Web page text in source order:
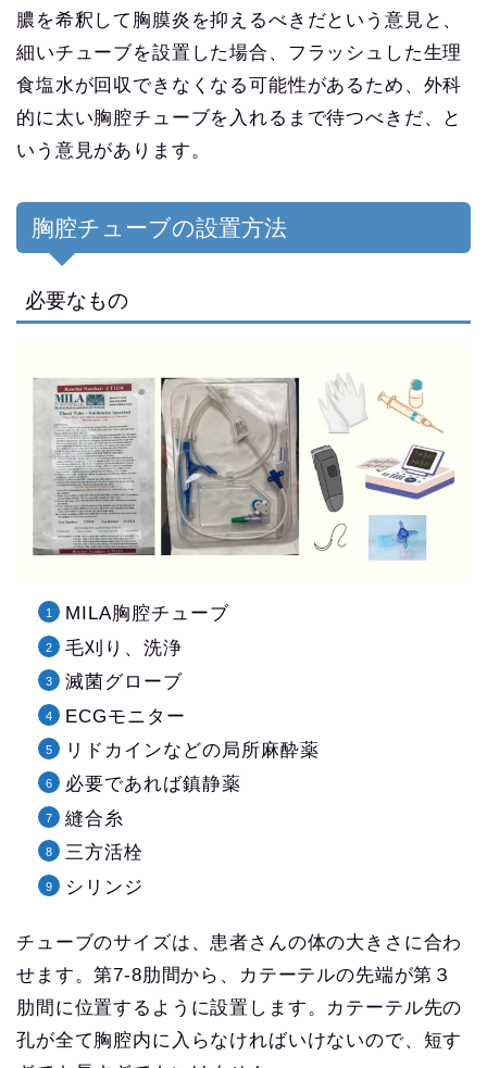
膿を希釈して胸膜炎を抑えるべきだという意見と、
細いチューブを設置した場合、フラッシュした生理
食塩水が回収できなくなる可能性があるため、外科
的に太い胸腔チューブを入れるまで待つべきだ、と
いう意見があります。
胸腔チューブの設置方法
必要なもの
MILA胸腔チューブ
毛刈り、洗浄
滅菌グローブ
ECGモニター
リドカインなどの局所麻酔薬
必要であれば鎮静薬
縫合糸
三方活栓
シリンジ
チューブのサイズは、患者さんの体の大きさに合わ
せます。第7-8肋間から、カテーテルの先端が第３
肋間に位置するように設置します。カテーテル先の
孔が全て胸腔内に入らなければいけないので、短す